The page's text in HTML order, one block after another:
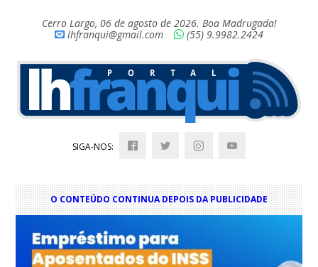
Cerro Largo, 06 de agosto de 2026. Boa Madrugada!
lhfranqui@gmail.com
(55) 9.9982.2424
SIGA-NOS:
O CONTEÚDO CONTINUA DEPOIS DA PUBLICIDADE